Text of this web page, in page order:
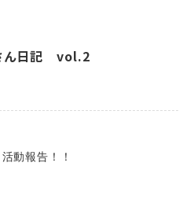
ん日記 vol.2